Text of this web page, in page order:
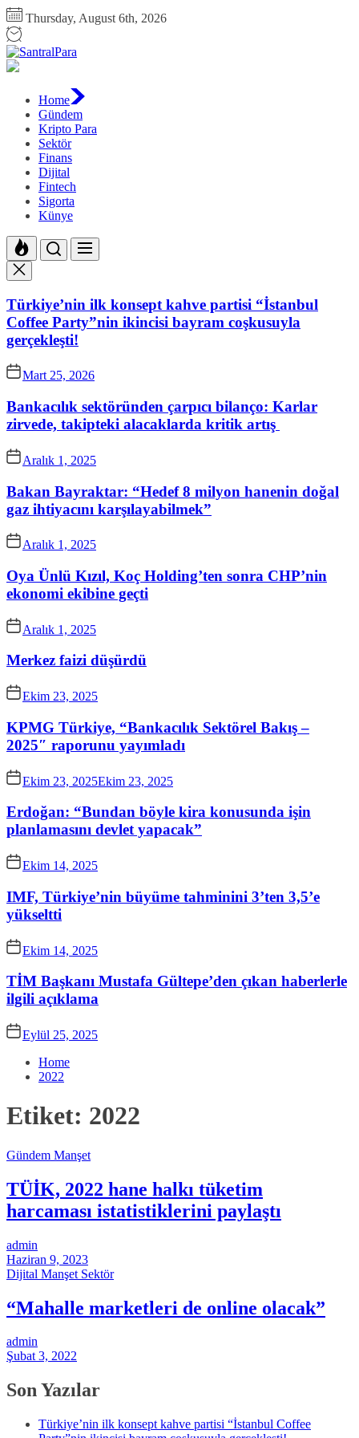
Skip
to
the
content
Thursday, August 6th, 2026
Home
Gündem
Kripto Para
Sektör
Finans
Dijital
Fintech
Sigorta
Künye
Türkiye’nin ilk konsept kahve partisi “İstanbul
Coffee Party”nin ikincisi bayram coşkusuyla
gerçekleşti!
Mart 25, 2026
Bankacılık sektöründen çarpıcı bilanço: Karlar
zirvede, takipteki alacaklarda kritik artış
Aralık 1, 2025
Bakan Bayraktar: “Hedef 8 milyon hanenin doğal
gaz ihtiyacını karşılayabilmek”
Aralık 1, 2025
Oya Ünlü Kızıl, Koç Holding’ten sonra CHP’nin
ekonomi ekibine geçti
Aralık 1, 2025
Merkez faizi düşürdü
Ekim 23, 2025
KPMG Türkiye, “Bankacılık Sektörel Bakış –
2025″ raporunu yayımladı
Ekim 23, 2025Ekim 23, 2025
Erdoğan: “Bundan böyle kira konusunda işin
planlamasını devlet yapacak”
Ekim 14, 2025
IMF, Türkiye’nin büyüme tahminini 3’ten 3,5’e
yükseltti
Ekim 14, 2025
TİM Başkanı Mustafa Gültepe’den çıkan haberlerle
ilgili açıklama
Eylül 25, 2025
Home
2022
Etiket: 2022
Gündem Manşet
TÜİK, 2022 hane halkı tüketim
harcaması istatistiklerini paylaştı
admin
Haziran 9, 2023
Dijital Manşet Sektör
“Mahalle marketleri de online olacak”
admin
Şubat 3, 2022
Son Yazılar
Türkiye’nin ilk konsept kahve partisi “İstanbul Coffee